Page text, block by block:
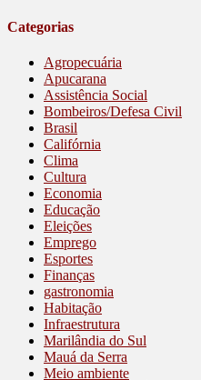
Categorias
Agropecuária
Apucarana
Assistência Social
Bombeiros/Defesa Civil
Brasil
Califórnia
Clima
Cultura
Economia
Educação
Eleições
Emprego
Esportes
Finanças
gastronomia
Habitação
Infraestrutura
Marilândia do Sul
Mauá da Serra
Meio ambiente